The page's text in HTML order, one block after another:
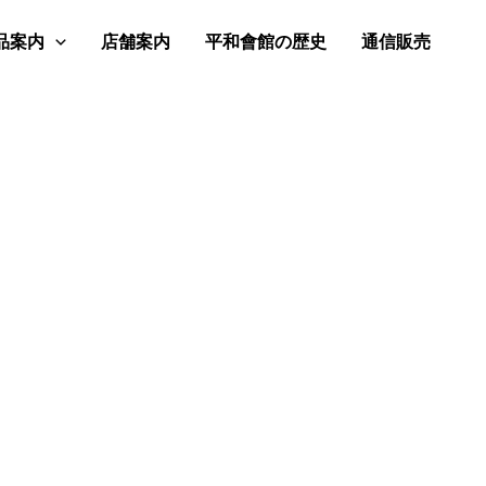
案内 店舗案内 平和會館の歴史 通信販売